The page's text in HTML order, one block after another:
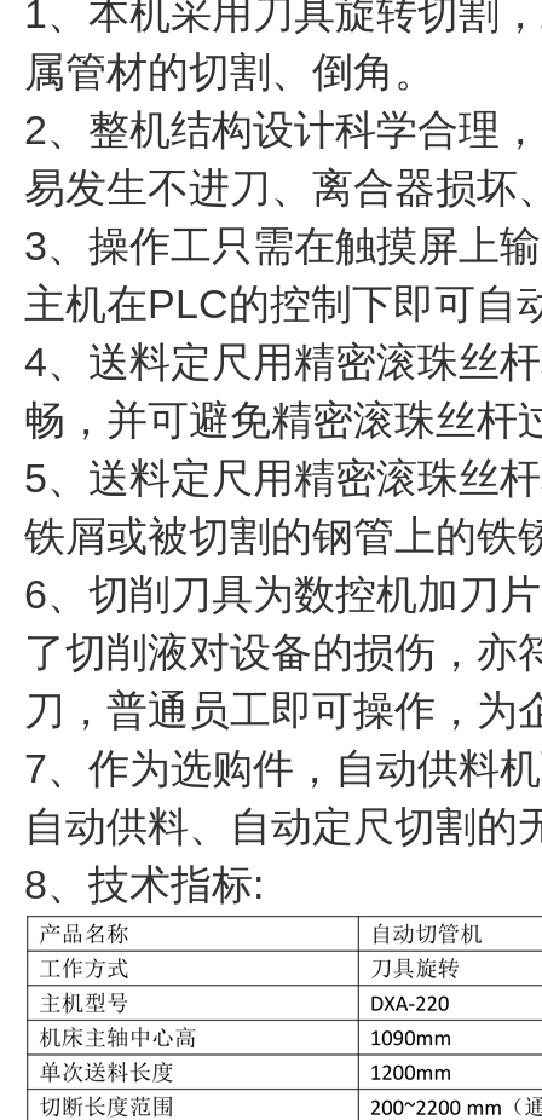
1、本机采用刀具旋转切割
属管材的切割、倒角。
2、整机结构设计科学合理
易发生不进刀、离合器损坏
3、操作工只需在触摸屏上
主机在PLC的控制下即可自
4、送料定尺用精密滚珠丝
畅，并可避免精密滚珠丝杆
5、送料定尺用精密滚珠丝
铁屑或被切割的钢管上的铁
6、切削刀具为数控机加刀
了切削液对设备的损伤，亦
刀，普通员工即可操作，为
7、作为选购件，自动供料
自动供料、自动定尺切割的
8、技术指标: